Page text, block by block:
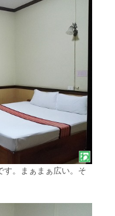
す。まぁまぁ広い。そ